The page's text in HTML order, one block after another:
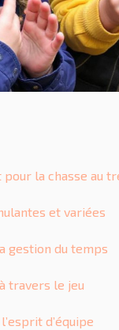
la chasse au
et variées
gestion du temps
travers le jeu
d’équipe